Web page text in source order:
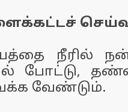
நீரில்
போட்டு,
வேண்டும்.